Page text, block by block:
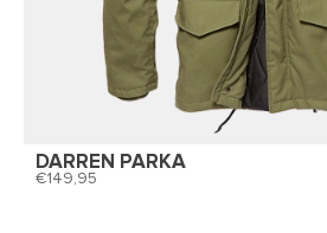
DARREN PARKA
149,95